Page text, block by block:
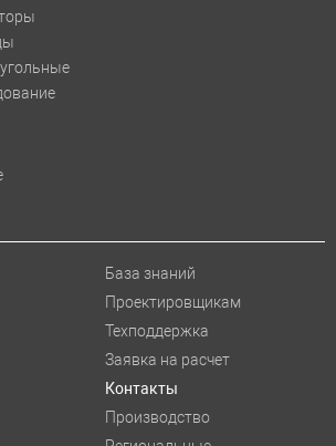
База знаний
Проектировщикам
Техподдержка
Заявка на расчет
Контакты
Производство